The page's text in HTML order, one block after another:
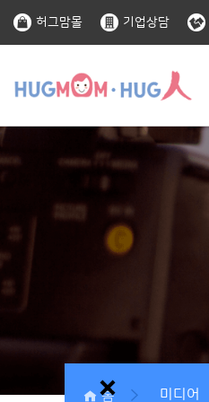
허그맘몰 기업상담
홈 미디어